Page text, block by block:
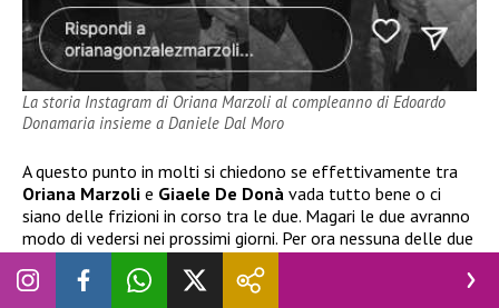
La storia Instagram di Oriana Marzoli al compleanno di Edoardo
Donamaria insieme a Daniele Dal Moro
A questo punto in molti si chiedono se effettivamente tra
Oriana Marzoli e Giaele De Donà vada tutto bene o ci
siano delle frizioni in corso tra le due. Magari le due avranno
modo di vedersi nei prossimi giorni. Per ora nessuna delle due
si è esposta, ma non è escluso possano farlo nelle prossime
ore! Sarebbe questo anche un modo per mettere a tacere i